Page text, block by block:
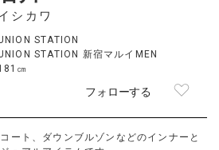
シカワ
STATION
STATION 新宿マルイMEN
㎝
フォローする
ート、ダウンブルゾンなどのインナーと